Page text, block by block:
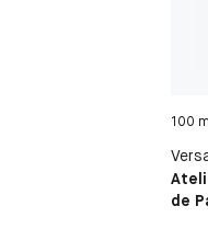
100
de